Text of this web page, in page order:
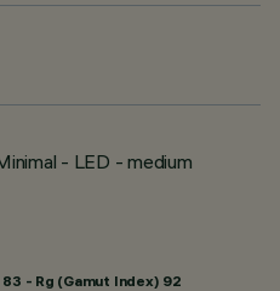
- LED - medium
- Rg (Gamut Index) 92